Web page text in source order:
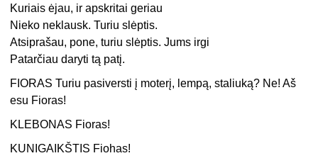
Kuriais ėjau, ir apskritai geriau
Nieko neklausk. Turiu slėptis.
Atsiprašau, pone, turiu slėptis. Jums irgi
Patarčiau daryti tą patį.
FIORAS Turiu pasiversti į moterį, lempą, staliuką? Ne! Aš
esu Fioras!
KLEBONAS Fioras!
KUNIGAIKŠTIS Fiohas!